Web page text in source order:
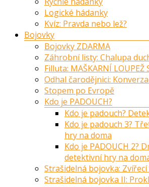
Logické hádanky
Kvíz: Pravda nebo lež?
Bojovky
Bojovky ZDARMA
Záhrobní listy: Chalupa
Filluta: MAŠKARNÍ LOUPEŽ
Odhal čarodějnici:
Stopem po Evropě
Kdo je PADOUCH?
Kdo je padouch?
Kdo je padouch 3?
hry na doma
Kdo je PADOUCH 2?
detektivní hry na
Strašidelná bojovka: Zvířecí
Strašidelná bojovka II: